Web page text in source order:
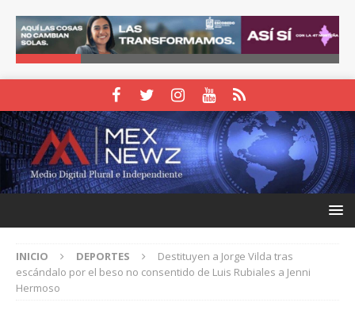
INICIO DEPORTES
Destituyen a Jorge Vilda tras
escándalo por el beso no consentido de Luis Rubiales a Jenni
Hermoso